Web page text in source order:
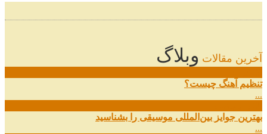
آخرین مقالات وبلاگ
تنظیم آهنگ چیست؟
...
بهترین جوایز بین‌المللی موسیقی را بشناسید
...